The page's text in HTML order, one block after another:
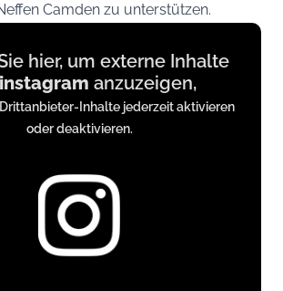
Camden zu unterstützen.
hier, um externe Inhalte
instagram anzuzeigen,
Inhalte jederzeit aktivieren
oder deaktivieren.